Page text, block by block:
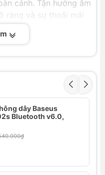
cảnh. Tận hưởng âm
ràng và sự thoải mái
AirNora 3 ANC.
Không Dây
ANC
dây Baseus
Bluetooth v6.0,